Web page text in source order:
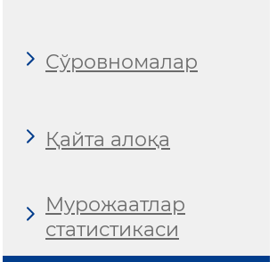
Сўровномалар
Қайта алоқа
Мурожаатлар
статистикаси